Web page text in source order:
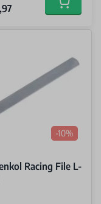
Add to
-10%
Racing File L-